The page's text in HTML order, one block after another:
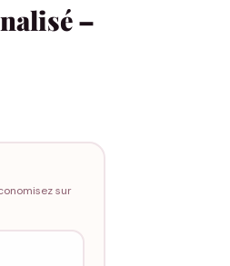
–
sur